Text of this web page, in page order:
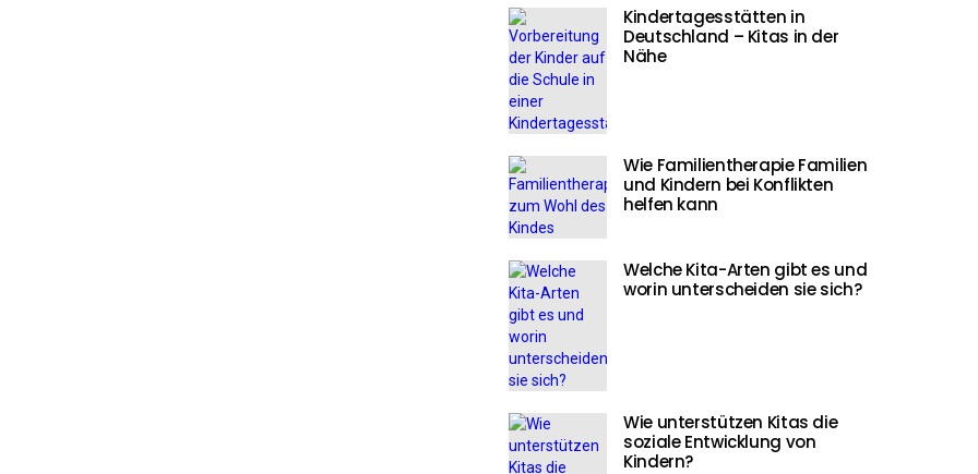
Kindertagesstätten in
Deutschland – Kitas in der
Nähe
Wie Familientherapie Familien
und Kindern bei Konflikten
helfen kann
Welche Kita-Arten gibt es und
worin unterscheiden sie sich?
Wie unterstützen Kitas die
soziale Entwicklung von
Kindern?